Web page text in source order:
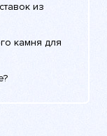
из
камня для